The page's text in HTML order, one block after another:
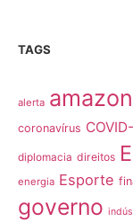
TAGS
alerta
coronavírus
diplomacia direitos
energia Esporte
governo